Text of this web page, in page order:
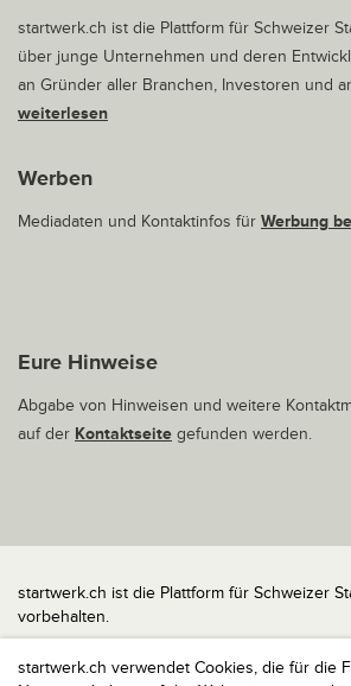
startwerk.ch verwendet Cookies, die für die
startwerk.ch ist die Plattform für Schweizer
über junge Unternehmen und deren
an Gründer aller Branchen, Investoren und
weiterlesen
Werben
Mediadaten und Kontaktinfos für Werbung
Eure Hinweise
Abgabe von Hinweisen und weitere
auf der Kontaktseite gefunden werden.
startwerk.ch ist die Plattform für Schweizer
vorbehalten.
Impressum